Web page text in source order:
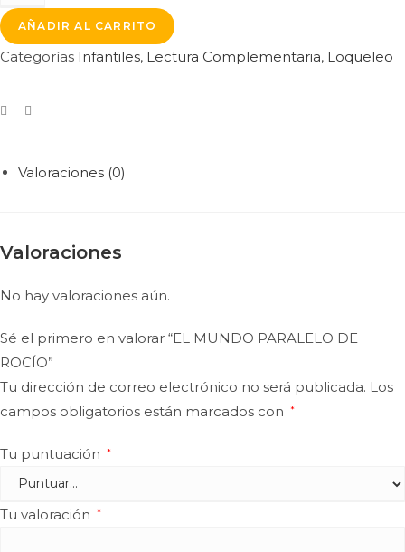
AÑADIR AL CARRITO
Categorías Infantiles, Lectura Complementaria, Loqueleo
Valoraciones (0)
Valoraciones
No hay valoraciones aún.
Sé el primero en valorar “EL MUNDO PARALELO DE
ROCÍO”
Tu dirección de correo electrónico no será publicada. Los
campos obligatorios están marcados con
*
Tu puntuación *
Tu valoración *